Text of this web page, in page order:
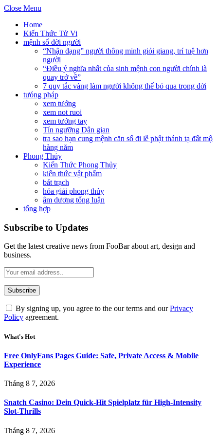
Close Menu
Home
Kiến Thức Tử Vi
mệnh số đời người
“Nhận dạng” người thông minh giỏi giang, trí tuệ hơn
người
“Điều ý nghĩa nhất của sinh mệnh con người chính là
quay trở về”
7 quy tắc vàng làm người không thể bỏ qua trong đời
tưóng pháp
xem tướng
xem not ruoi
xem tướng tay
Tín ngưỡng Dân gian
tra sao hạn cung mệnh căn số đi lễ phật thánh tạ đất mộ
hàng năm
Phong Thủy
Kiến Thức Phong Thủy
kiến thức vật phẩm
bát trạch
hóa giải phong thủy
âm dương tổng luận
tổng hợp
Subscribe to Updates
Get the latest creative news from FooBar about art, design and
business.
By signing up, you agree to the our terms and ourPrivacy
Policy agreement.
What's Hot
Free OnlyFans Pages Guide: Safe, Private Access & Mobile
Experience
Tháng 8 7, 2026
Snatch Casino: Dein Quick‑Hit Spielplatz für High‑Intensity
Slot‑Thrills
Tháng 8 7, 2026